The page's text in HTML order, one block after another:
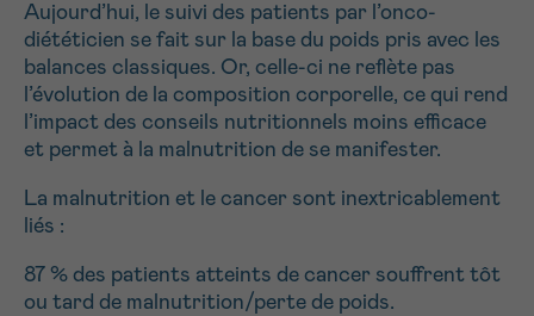
Aujourd’hui, le suivi des patients par l’onco-
diététicien se fait sur la base du poids pris avec les
balances classiques. Or, celle-ci ne reflète pas
l’évolution de la composition corporelle, ce qui rend
l’impact des conseils nutritionnels moins efficace
et permet à la malnutrition de se manifester.
La malnutrition et le cancer sont inextricablement
liés :
87 % des patients atteints de cancer souffrent tôt
ou tard de malnutrition/perte de poids.
E-MAIL
VOTRE QUESTION
Je souhaite recevoir la Newsletter